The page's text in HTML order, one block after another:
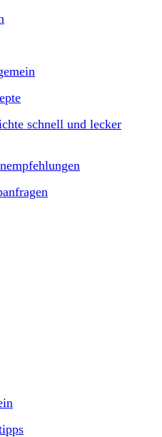
schnell und lecker